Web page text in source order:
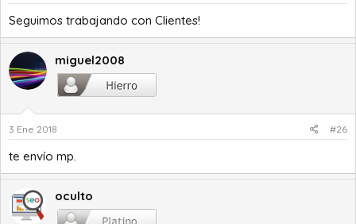
Seguimos trabajando con Clientes!
miguel2008
3 Ene 2018 #26
te envío mp.
oculto